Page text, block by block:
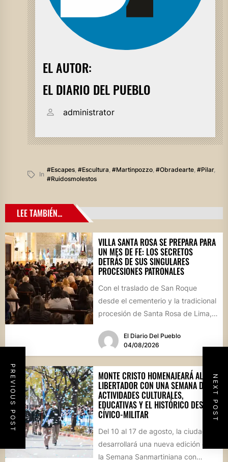
EL AUTOR:
EL DIARIO DEL PUEBLO
administrator
In
#escapes, #escultura #martinpozzo, #obradearte, #pilar,
#ruidosmolestos
PREVIOUS POST NEXT POST
LEE TAMBIÉN...
VILLA SANTA ROSA SE PREPARA PARA
UN MES DE FE: LOS SECRETOS
DETRÁS DE SUS SINGULARES
PROCESIONES PATRONALES
Con el traslado de San Roque
desde el cementerio y la tradicional
procesión de Santa Rosa de Lima,
El Diario Del Pueblo
04/08/2026
MONTE CRISTO HOMENAJEARÁ AL
LIBERTADOR CON UNA SEMANA DE
ACTIVIDADES CULTURALES,
EDUCATIVAS Y EL HISTÓRICO DESFILE
CÍVICO-MILITAR
Del 10 al 17 de agosto, la ciudad
desarrollará una nueva edición de
la Semana Sanmartiniana con